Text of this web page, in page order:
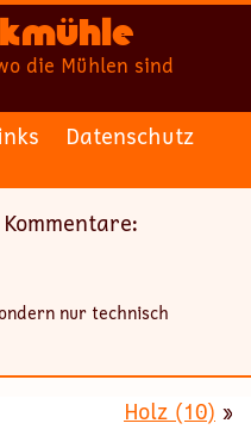
die Mühlen sind
Datenschutz
Kommentare:
nur technisch
Holz (10) »